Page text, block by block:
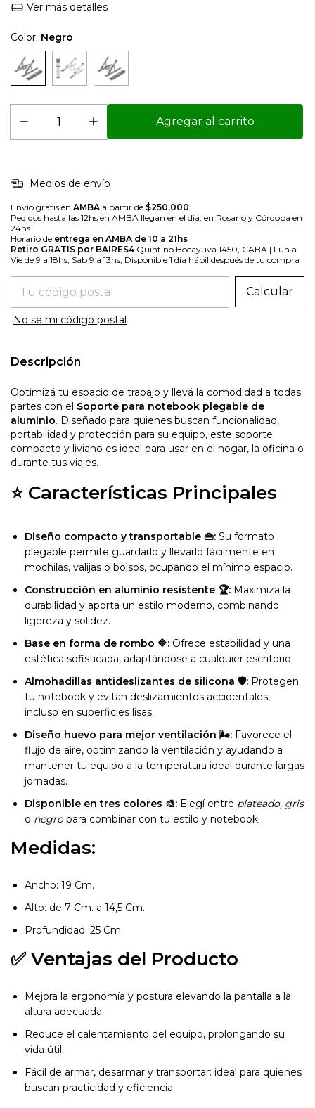
Ver más detalles
Color: Negro
Medios de envío
Envío gratis en AMBA a partir de $250.000
Pedidos hasta las 12hs en AMBA llegan en el dia, en Rosario y Córdoba en
24hs
Horario de entrega en AMBA de 10 a 21hs
Retiro GRATIS por BAIRES4 Quintino Bocayuva 1450, CABA | Lun a
Vie de 9 a 18hs, Sab 9 a 13hs, Disponible 1 día hábil después de tu compra
Entregas para el CP:
Calcular
No sé mi código postal
Descripción
Optimizá tu espacio de trabajo y llevá la comodidad a todas
partes con el Soporte para notebook plegable de
aluminio. Diseñado para quienes buscan funcionalidad,
portabilidad y protección para su equipo, este soporte
compacto y liviano es ideal para usar en el hogar, la oficina o
durante tus viajes.
⭐ Características Principales
Diseño compacto y transportable 👜: Su formato
plegable permite guardarlo y llevarlo fácilmente en
mochilas, valijas o bolsos, ocupando el mínimo espacio.
Construcción en aluminio resistente 🏆: Maximiza la
durabilidad y aporta un estilo moderno, combinando
ligereza y solidez.
Base en forma de rombo 🔷: Ofrece estabilidad y una
estética sofisticada, adaptándose a cualquier escritorio.
Almohadillas antideslizantes de silicona 🛡️: Protegen
tu notebook y evitan deslizamientos accidentales,
incluso en superficies lisas.
Diseño huevo para mejor ventilación 🌬️: Favorece el
flujo de aire, optimizando la ventilación y ayudando a
mantener tu equipo a la temperatura ideal durante largas
jornadas.
Disponible en tres colores 🎨: Elegí entre plateado, gris
o negropara combinar con tu estilo y notebook.
Medidas:
Ancho: 19 Cm.
Alto: de 7 Cm. a 14,5 Cm.
Profundidad: 25 Cm.
✅ Ventajas del Producto
Mejora la ergonomía y postura elevando la pantalla a la
altura adecuada.
Reduce el calentamiento del equipo, prolongando su
vida útil.
Fácil de armar, desarmar y transportar: ideal para quienes
buscan practicidad y eficiencia.